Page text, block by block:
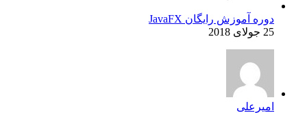
دوره آموزش رایگان JavaFX
25 جولای 2018
امیرعلی